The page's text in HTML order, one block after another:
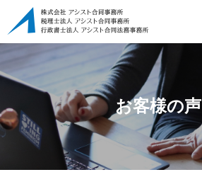
お客様の声